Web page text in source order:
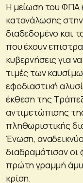
Η μείωση του ΦΠΑ
κατανάλωσης στην
διαδεδομένο και
που έχουν
κυβερνήσεις για
τιμές των
εφοδιαστική
έκθεση της
αντιμετώπισης
πληθωριστικής
Ένωση,
διαδραμάτισαν οι
πρώτη γραμμή
κρίση.